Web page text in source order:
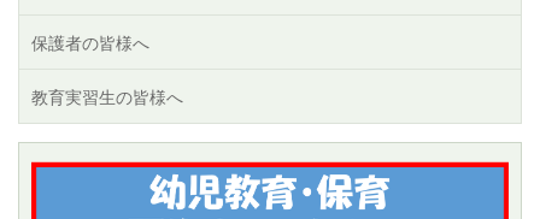
保護者の皆様へ
教育実習生の皆様へ